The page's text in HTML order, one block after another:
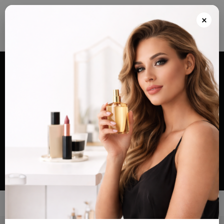
Envios grátis a partir de 100€ para Portugal e Continental e Península Espanhola
ou Levante e pague as suas encomendas nas nossas instalações em Almada
após realizar o seu pedido(indicar no final do pedido)
×